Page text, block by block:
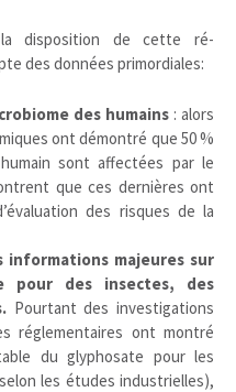
disposition de cette ré-
des données primordiales:
des humains : alors
ont démontré que 50 %
sont affectées par le
que ces dernières ont
des risques de la
informations majeures sur
pour des insectes, des
Pourtant des investigations
réglementaires ont montré
du glyphosate pour les
les études industrielles),